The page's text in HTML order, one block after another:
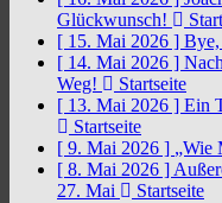
Glückwunsch!
[ 15. Mai 2026 ]
[ 14. Mai 2026 ]
Weg!
Startseite
[ 13. Mai 2026 ] Ein
Startseite
[ 9. Mai 2026 ] „Wie
[ 8. Mai 2026 ]
27. Mai
Startseite